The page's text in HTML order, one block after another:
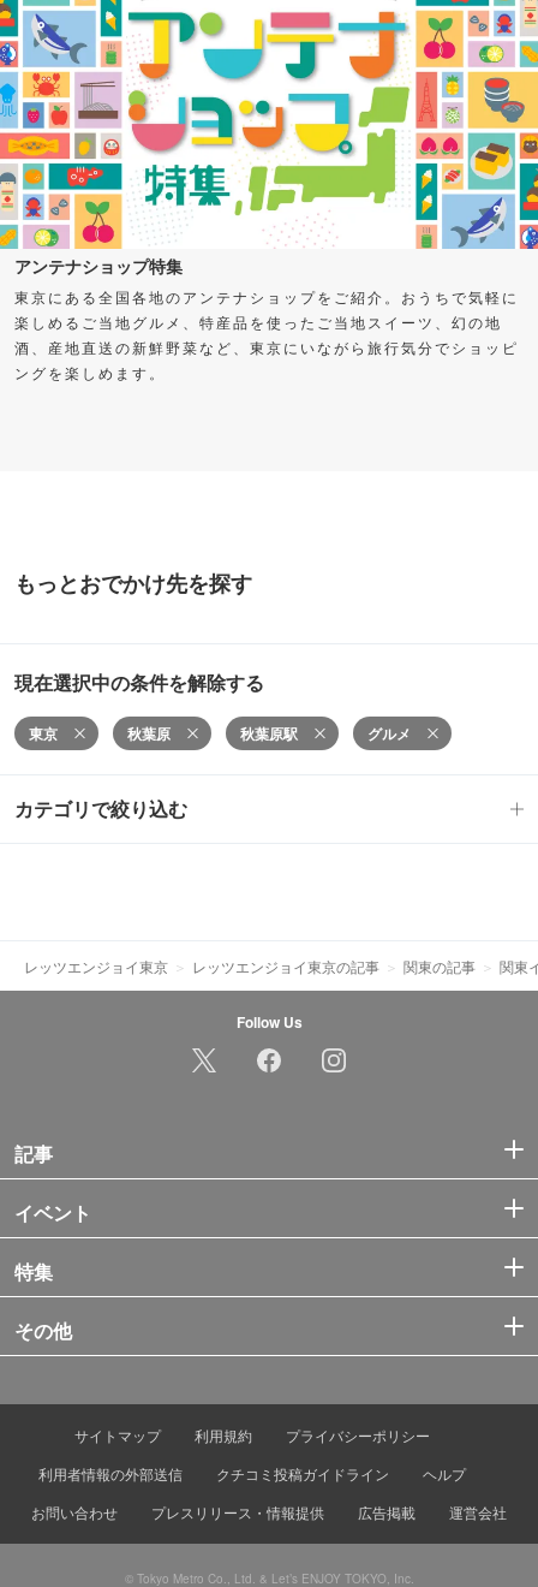
アンテナショップ特集
東京にある全国各地のアンテナショップをご紹介。おうちで気軽に
楽しめるご当地グルメ、特産品を使ったご当地スイーツ、幻の地
酒、産地直送の新鮮野菜など、東京にいながら旅行気分でショッピ
ングを楽しめます。
もっとおでかけ先を探す
現在選択中の条件を解除する
東京 秋葉原 秋葉原駅 グルメ
カテゴリで絞り込む
レッツエンジョイ東京 レッツエンジョイ東京の記事 関東の記事 関東
Follow Us
記事
イベント
特集
その他
サイトマップ 利用規約
プライバシーポリシー
利用者情報の外部送信
クチコミ投稿ガイドライン
ヘルプ
お問い合わせ
プレスリリース・情報提供 広告掲載 運営会社
© Tokyo Metro Co., Ltd. & Let’s ENJOY TOKYO, Inc.